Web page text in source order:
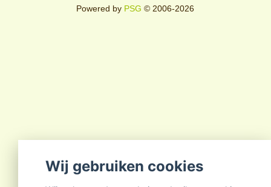
Powered by PSG © 2006-2026
Wij gebruiken cookies